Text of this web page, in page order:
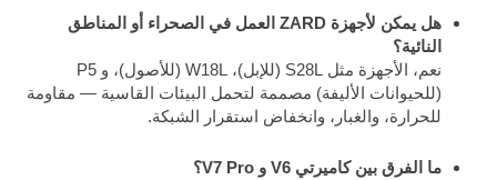
هل يمكن لأجهزة ZARD العمل في الصحراء أو المناطق
النائية؟
نعم، الأجهزة مثل S28L (للإبل)، W18L (للأصول)، و P5
(للحيوانات الأليفة) مصممة لتحمل البيئات القاسية — مقاومة
للحرارة، والغبار، وانخفاض استقرار الشبكة.
ما الفرق بين كاميرتي V6 و V7 Pro؟